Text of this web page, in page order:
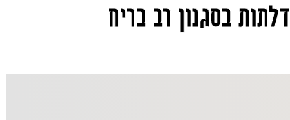
דלתות בסגנון רב בריח